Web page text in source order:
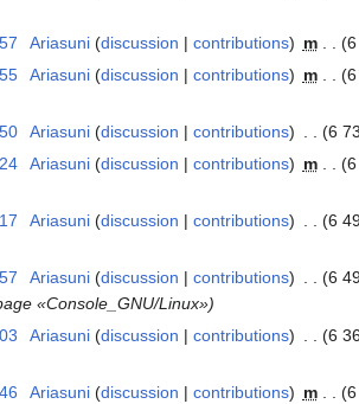
Ariasuni discussion contributions m
Ariasuni discussion contributions m
Ariasuni discussion contributions 6
Ariasuni discussion contributions m
Ariasuni discussion contributions 6
Ariasuni discussion contributions 6
«Console_GNU/Linux»
Ariasuni discussion contributions 6
Ariasuni discussion contributions m